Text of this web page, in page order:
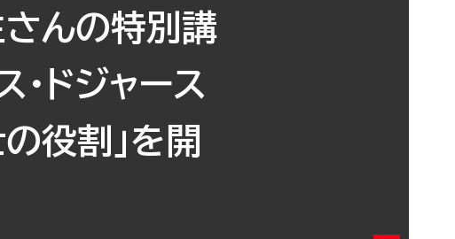
んの特別講
・ドジャース
役割」を開